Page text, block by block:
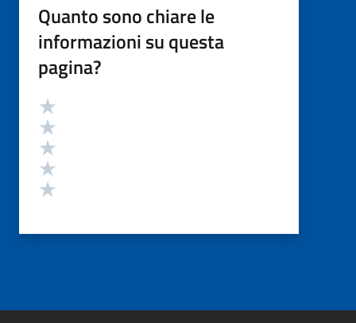
Quanto sono chiare le
informazioni su questa
pagina?
Valutazione